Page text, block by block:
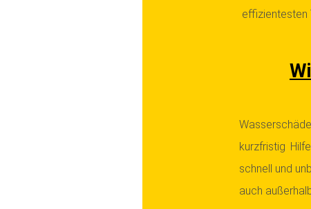
effizientesten
kurzfristig
schnell und
auch